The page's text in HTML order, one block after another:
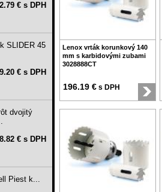
€ s DPH
SLIDER 45
€ s DPH
dvojitý
€ s DPH
Piest k...
Lenox vrták korunkový 140
mm s karbidovými zubami
3028888CT
196.19 € s DPH